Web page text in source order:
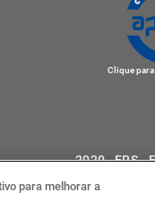
Clique
2020 . ERS -
para melhorar a